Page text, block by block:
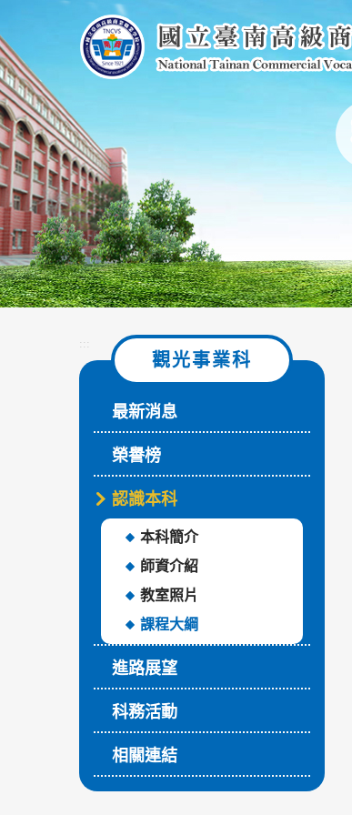
主
要
內
容
區
塊
:::
觀光事業科
最新消息
榮譽榜
認識本科
本科簡介
師資介紹
教室照片
課程大綱
進路展望
科務活動
相關連結